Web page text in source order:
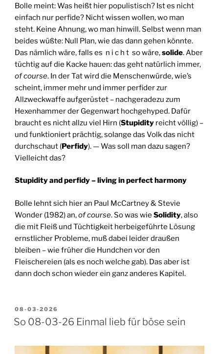
Bolle meint: Was heißt hier populistisch? Ist es nicht
einfach nur perfide? Nicht wissen wollen, wo man
steht. Keine Ahnung, wo man hinwill. Selbst wenn man
beides wüßte: Null Plan, wie das dann gehen könnte.
Das nämlich wäre, falls es n i c h t so wäre,solide. Aber
tüchtig auf die Kacke hauen: das geht natürlich immer,
of course. In der Tat wird die Menschenwürde, wie’s
scheint, immer mehr und immer perfider zur
Allzweckwaffe aufgerüstet – nachgeradezu zum
Hexenhammer der Gegenwart hochgehyped. Dafür
braucht es nicht allzu viel Hirn (Stupidity reicht völlig) –
und funktioniert prächtig, solange das Volk das nicht
durchschaut (Perfidy). — Was soll man dazu sagen?
Vielleicht das?
Stupidity and perfidy – living in perfect harmony
Bolle lehnt sich hier an Paul McCartney & Stevie
Wonder (1982) an,of course. So was wie Solidity, also
die mit Fleiß und Tüchtigkeit herbeigeführte Lösung
ernstlicher Probleme, muß dabei leider draußen
bleiben – wie früher die Hundchen vor den
Fleischereien (als es noch welche gab). Das aber ist
dann doch schon wieder ein ganz anderes Kapitel.
VERÖFFENTLICHT
AM
08-03-2026
So 08-03-26 Einmal lieb für böse sein